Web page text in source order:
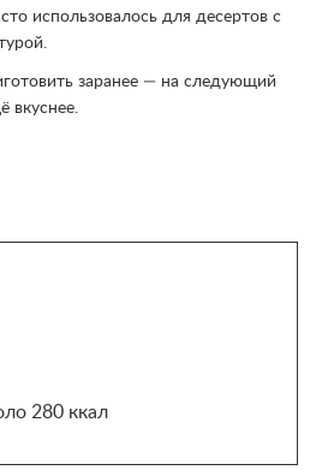
использовалось для десертов с
заранее — на следующий
вкуснее.
280 ккал